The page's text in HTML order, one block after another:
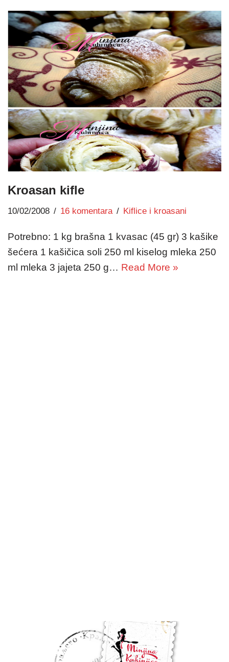
Kroasan kifle
10/02/2008 16 komentara Kiflice i kroasani
Potrebno: 1 kg brašna 1 kvasac (45 gr) 3 kašike
šećera 1 kašičica soli 250 ml kiselog mleka 250
ml mleka 3 jajeta 250 g… Read More »